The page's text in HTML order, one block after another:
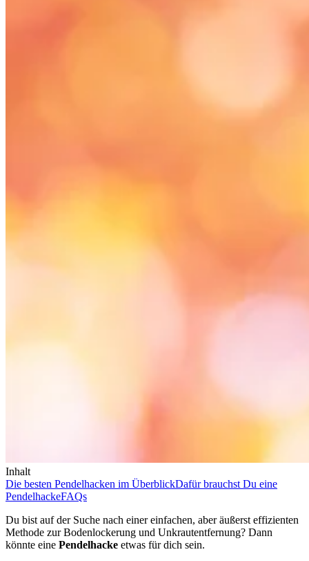
Inhalt
Die besten Pendelhacken im ÜberblickDafür brauchst Du eine
PendelhackeFAQs
Du bist auf der Suche nach einer einfachen, aber äußerst effizienten
Methode zur Bodenlockerung und Unkrautentfernung? Dann
könnte eine Pendelhacke etwas für dich sein.